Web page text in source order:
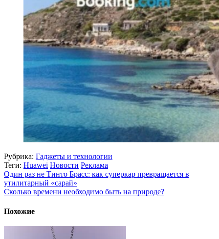
Рубрика: Гаджеты и технологии
Теги: Huawei Новости Реклама
Один раз не Тинто Брасс: как суперкар превращается в
утилитарный «сарай»
Сколько времени необходимо быть на природе?
Похожие